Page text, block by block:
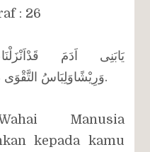
: 26
يَابَنِى اَدَمَ
وَرِيْشًاوَلِبَاسُ التَّقْوَى ذَلِكَ خَيْرٌ ( 7 الاعراف : 26 ).
Manusia
kepada kamu